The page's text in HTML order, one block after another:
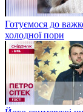
Готуємося до
холодної пори